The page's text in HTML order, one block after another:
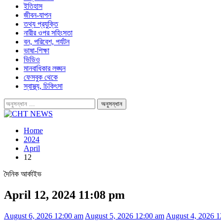
ইতিহাস
জীবন-যাপন
তথ্য প্রযুক্তি
নারীর ওপর সহিংসতা
বন, পরিবেশ, পর্যটন
ভাষা-শিক্ষা
ভিডিও
মানবাধিকার লঙ্ঘন
ফেসবুক থেকে
স্বাস্থ্য, চিকিৎসা
Home
2024
April
12
দৈনিক আর্কাইভ
April 12, 2024 11:08 pm
August 6, 2026 12:00 am August 5, 2026 12:00 am August 4, 2026